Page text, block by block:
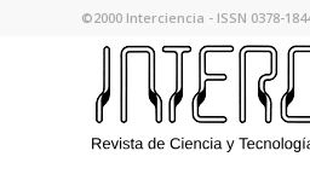
©2000 Interciencia - ISSN 0378-